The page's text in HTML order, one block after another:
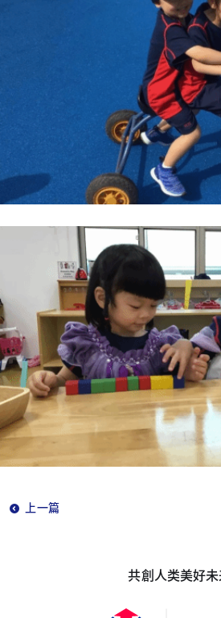
上一篇
共創人类美好